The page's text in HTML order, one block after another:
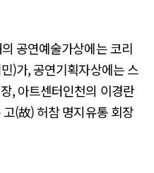
공연예술가상에는 코리
)가, 공연기획자상에는 스
, 아트센터인천의 이경란
(故) 허참 명지유통 회장